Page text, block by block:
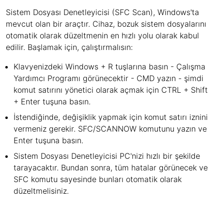
Sistem Dosyası Denetleyicisi (SFC Scan), Windows'ta
mevcut olan bir araçtır. Cihaz, bozuk sistem dosyalarını
otomatik olarak düzeltmenin en hızlı yolu olarak kabul
edilir. Başlamak için, çalıştırmalısın:
Klavyenizdeki Windows + R tuşlarına basın - Çalışma
Yardımcı Programı görünecektir - CMD yazın - şimdi
komut satırını yönetici olarak açmak için CTRL + Shift
+ Enter tuşuna basın.
İstendiğinde, değişiklik yapmak için komut satırı iznini
vermeniz gerekir. SFC/SCANNOW komutunu yazın ve
Enter tuşuna basın.
Sistem Dosyası Denetleyicisi PC'nizi hızlı bir şekilde
tarayacaktır. Bundan sonra, tüm hatalar görünecek ve
SFC komutu sayesinde bunları otomatik olarak
düzeltmelisiniz.